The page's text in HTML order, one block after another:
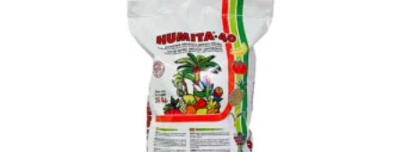
948,75€
múltiples
variantes.
Las
opciones
se
pueden
elegir